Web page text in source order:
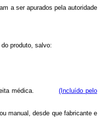
a ser apurados pela autoridade
produto, salvo:
receita médica.(Incluído pelo
manual, desde que fabricante e